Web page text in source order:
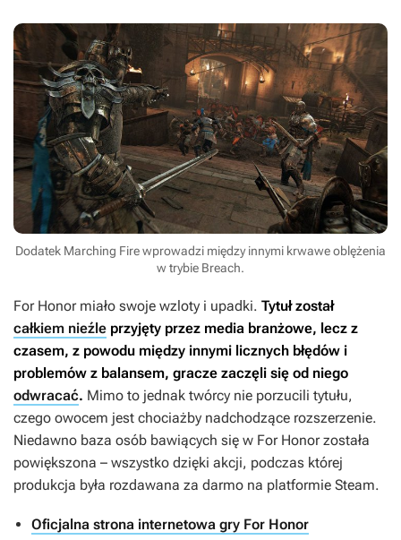
Dodatek Marching Fire wprowadzi między innymi krwawe oblężenia
w trybie Breach.
For Honormiało swoje wzloty i upadki. Tytuł został
całkiem nieźle przyjęty przez media branżowe, lecz z
czasem, z powodu między innymi licznych błędów i
problemów z balansem, gracze zaczęli się od niego
odwracać. Mimo to jednak twórcy nie porzucili tytułu,
czego owocem jest chociażby nadchodzące rozszerzenie.
Niedawno baza osób bawiących się w For Honorzostała
powiększona – wszystko dzięki akcji, podczas której
produkcja była rozdawana za darmo na platformie Steam.
Oficjalna strona internetowa gry For Honor